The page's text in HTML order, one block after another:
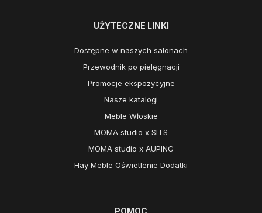
UŻYTECZNE LINKI
Dostępne w naszych salonach
Przewodnik po pielęgnacji
Promocje ekspozycyjne
Nasze katalogi
Meble Włoskie
MOMA studio x SITS
MOMA studio x AUPING
Hay Meble Oświetlenie Dodatki
POMOC